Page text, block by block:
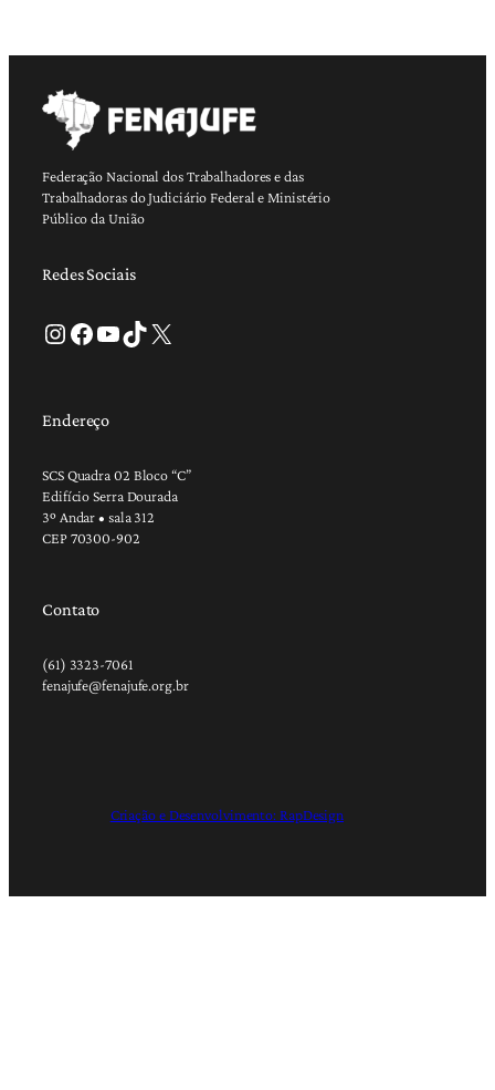
Federação Nacional dos Trabalhadores e das
Trabalhadoras do Judiciário Federal e Ministério
Público da União
Redes Sociais
Instagram Facebook Youtube TikTok X
Endereço
SCS Quadra 02 Bloco “C”
Edifício Serra Dourada
3º Andar • sala 312
CEP 70300-902
Contato
(61) 3323-7061
fenajufe@fenajufe.org.br
Criação e Desenvolvimento: RapDesign